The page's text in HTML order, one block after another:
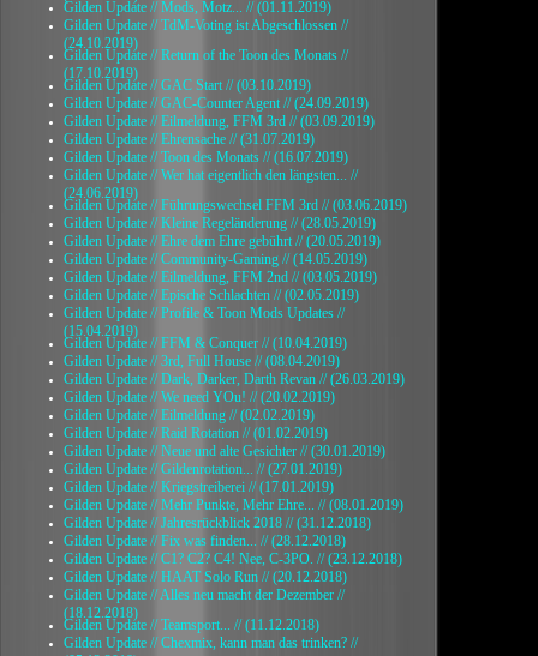
Gilden Update // Mods, Motz... // (01.11.2019)
Gilden Update // TdM-Voting ist Abgeschlossen //
(24.10.2019)
Gilden Update // Return of the Toon des Monats //
(17.10.2019)
Gilden Update // GAC Start // (03.10.2019)
Gilden Update // GAC-Counter Agent // (24.09.2019)
Gilden Update // Eilmeldung, FFM 3rd // (03.09.2019)
Gilden Update // Ehrensache // (31.07.2019)
Gilden Update // Toon des Monats // (16.07.2019)
Gilden Update // Wer hat eigentlich den längsten... //
(24.06.2019)
Gilden Update // Führungswechsel FFM 3rd // (03.06.2019)
Gilden Update // Kleine Regeländerung // (28.05.2019)
Gilden Update // Ehre dem Ehre gebührt // (20.05.2019)
Gilden Update // Community-Gaming // (14.05.2019)
Gilden Update // Eilmeldung, FFM 2nd // (03.05.2019)
Gilden Update // Epische Schlachten // (02.05.2019)
Gilden Update // Profile & Toon Mods Updates //
(15.04.2019)
Gilden Update // FFM & Conquer // (10.04.2019)
Gilden Update // 3rd, Full House // (08.04.2019)
Gilden Update // Dark, Darker, Darth Revan // (26.03.2019)
Gilden Update // We need YOu! // (20.02.2019)
Gilden Update // Eilmeldung // (02.02.2019)
Gilden Update // Raid Rotation // (01.02.2019)
Gilden Update // Neue und alte Gesichter // (30.01.2019)
Gilden Update // Gildenrotation... // (27.01.2019)
Gilden Update // Kriegstreiberei // (17.01.2019)
Gilden Update // Mehr Punkte, Mehr Ehre... // (08.01.2019)
Gilden Update // Jahresrückblick 2018 // (31.12.2018)
Gilden Update // Fix was finden... // (28.12.2018)
Gilden Update // C1? C2? C4! Nee, C-3PO. // (23.12.2018)
Gilden Update // HAAT Solo Run // (20.12.2018)
Gilden Update // Alles neu macht der Dezember //
(18.12.2018)
Gilden Update // Teamsport... // (11.12.2018)
Gilden Update // Chexmix, kann man das trinken? //